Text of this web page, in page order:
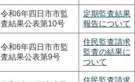
令和6年四日市市監
査結果公表第10号
定期監査結果
報告について
令和6年四日市市監
査結果公表第9号
住民監査請求
監査の結果に
ついて
住民監査請求